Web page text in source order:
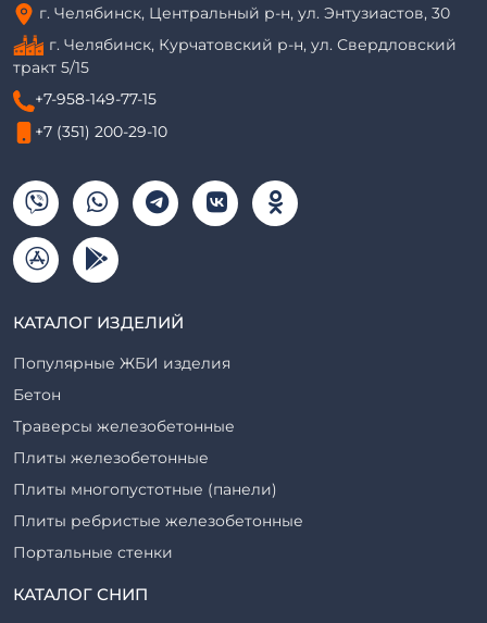
г. Челябинск, Центральный р-н, ул. Энтузиастов, 30
г. Челябинск, Курчатовский р-н, ул. Свердловский
тракт 5/15
+7-958-149-77-15
+7 (351) 200-29-10
КАТАЛОГ ИЗДЕЛИЙ
Популярные ЖБИ изделия
Бетон
Траверсы железобетонные
Плиты железобетонные
Плиты многопустотные (панели)
Плиты ребристые железобетонные
Портальные стенки
Прогоны железобетонные
КАТАЛОГ СНИП